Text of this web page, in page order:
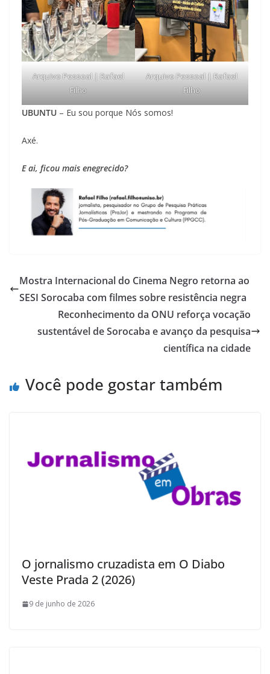
Arquivo Pessoal | Rafael
Filho
Arquivo Pessoal | Rafael
Filho
UBUNTU – Eu sou porque Nós somos!
Axé.
E ai, ficou mais enegrecido?
Mostra Internacional do Cinema Negro retorna ao
SESI Sorocaba com filmes sobre resistência negra
Reconhecimento da ONU reforça vocação
sustentável de Sorocaba e avanço da pesquisa
científica na cidade
Você pode gostar também
O jornalismo cruzadista em O Diabo
Veste Prada 2 (2026)
9 de junho de 2026